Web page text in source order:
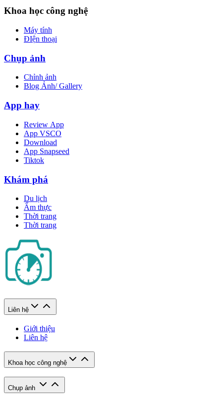
Khoa học công nghệ
Máy tính
ĐIện thoại
Chụp ảnh
Chỉnh ảnh
Blog Ảnh/ Gallery
App hay
Review App
App VSCO
Download
App Snapseed
Tiktok
Khám phá
Du lịch
Ẩm thực
Thời trang
Thời trang
Liên hệ
Giới thiệu
Liên hệ
Khoa học công nghệ
Chụp ảnh